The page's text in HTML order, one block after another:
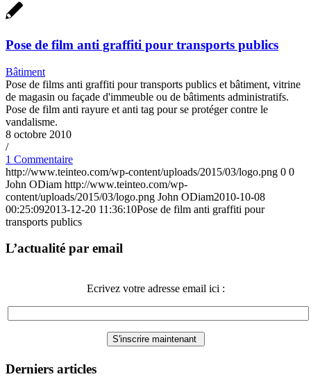
Pose de film anti graffiti pour transports publics
Bâtiment
Pose de films anti graffiti pour transports publics et bâtiment, vitrine
de magasin ou façade d'immeuble ou de bâtiments administratifs.
Pose de film anti rayure et anti tag pour se protéger contre le
vandalisme.
8 octobre 2010
/
1 Commentaire
http://www.teinteo.com/wp-content/uploads/2015/03/logo.png 0 0
John ODiam http://www.teinteo.com/wp-
content/uploads/2015/03/logo.png John ODiam2010-10-08
00:25:092013-12-20 11:36:10Pose de film anti graffiti pour
transports publics
L’actualité par email
Ecrivez votre adresse email ici :
Derniers articles